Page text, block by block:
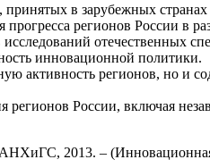
в зарубежных
прогресса регионов России в
отечественных
инновационной политики.
активность регионов, но и
России, включая
2013. –